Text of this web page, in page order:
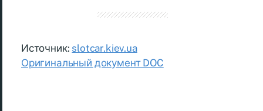
Источник: slotcar.kiev.ua
Оригинальный документ DOC